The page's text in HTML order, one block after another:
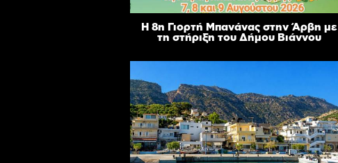
Η 8η Γιορτή Μπανάνας στην Άρβη με
τη στήριξη του Δήμου Βιάννου